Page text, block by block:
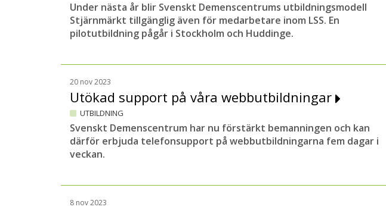
Under nästa år blir Svenskt Demenscentrums utbildningsmodell
Stjärnmärkt tillgänglig även för medarbetare inom LSS. En
pilotutbildning pågår i Stockholm och Huddinge.
20 nov 2023
Utökad support på våra webbutbildningar
UTBILDNING
Svenskt Demenscentrum har nu förstärkt bemanningen och kan
därför erbjuda telefonsupport på webbutbildningarna fem dagar i
veckan.
8 nov 2023